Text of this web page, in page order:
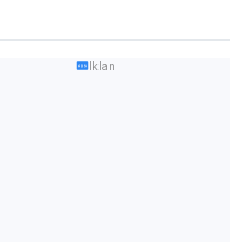
Iklan